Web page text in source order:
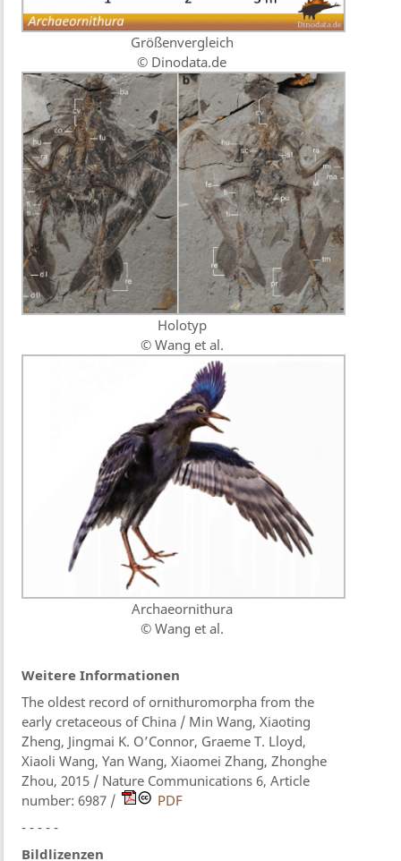
Größenvergleich
© Dinodata.de
Holotyp
© Wang et al.
Archaeornithura
© Wang et al.
Weitere Informationen
The oldest record of ornithuromorpha from the
early cretaceous of China / Min Wang, Xiaoting
Zheng, Jingmai K. O’Connor, Graeme T. Lloyd,
Xiaoli Wang, Yan Wang, Xiaomei Zhang, Zhonghe
Zhou, 2015 / Nature Communications 6, Article
number: 6987 /
PDF
- - - - -
Bildlizenzen